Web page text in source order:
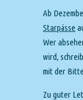
Ab
Starpässe
Wer
wird,
mit der
Zu guter